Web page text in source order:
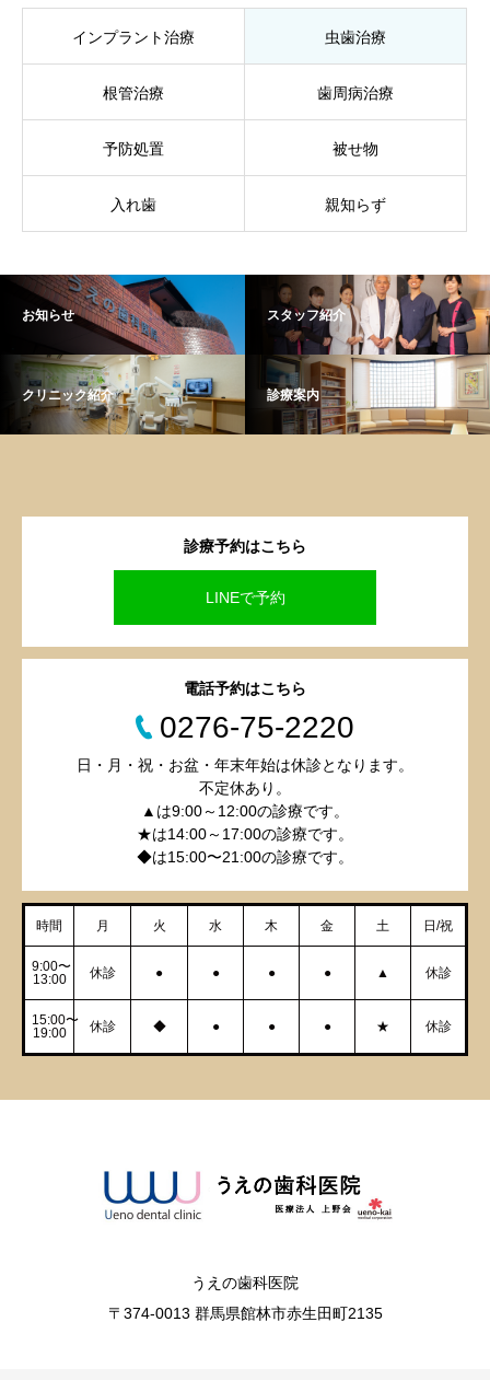
インプラント治療 虫歯治療
根管治療 歯周病治療
予防処置 被せ物
入れ歯 親知らず
お知らせ スタッフ紹介
クリニック紹介 診療案内
診療予約はこちら
LINEで予約
電話予約はこちら
0276-75-2220
日・月・祝・お盆・年末年始は休診となります。
不定休あり。
▲は9:00～12:00の診療です。
★は14:00～17:00の診療です。
◆は15:00〜21:00の診療です。
時間 月 火 水 木 金 土 日/祝
9:00〜
13:00
休診 ● ● ● ● ▲ 休診
15:00〜
19:00
休診 ◆ ● ● ● ★ 休診
うえの歯科医院
〒374-0013 群馬県館林市赤生田町2135